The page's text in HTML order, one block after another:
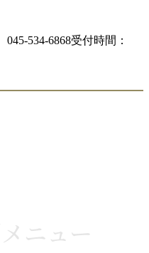
045-534-6868受付時間：
ニュー